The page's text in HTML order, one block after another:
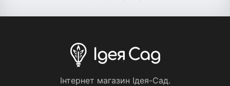
Iнтернет магазин Iдея-Сад.